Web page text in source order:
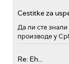
Cestitke za
Да ли сте
производе у
Re: Eh...